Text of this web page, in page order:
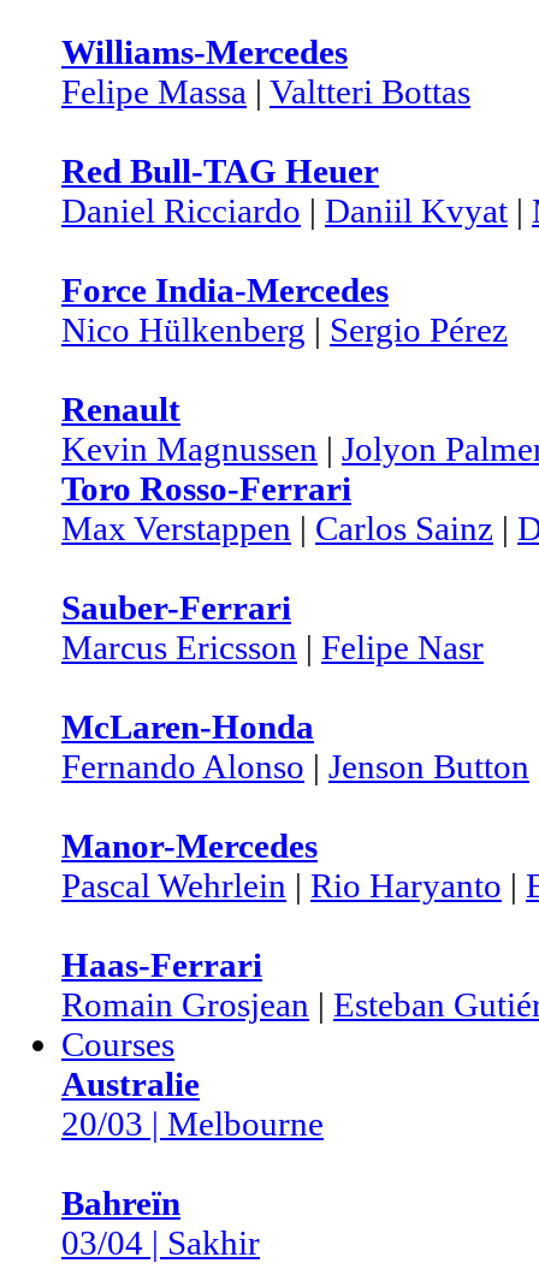
Williams-Mercedes
Felipe Massa | Valtteri Bottas
Red Bull-TAG Heuer
Daniel Ricciardo | Daniil Kvyat |
Force India-Mercedes
Nico Hülkenberg | Sergio Pérez
Renault
Kevin Magnussen | Jolyon
Toro Rosso-Ferrari
Max Verstappen | Carlos Sainz |
Sauber-Ferrari
Marcus Ericsson | Felipe Nasr
McLaren-Honda
Fernando Alonso | Jenson Button
Manor-Mercedes
Pascal Wehrlein | Rio Haryanto |
Haas-Ferrari
Romain Grosjean | Esteban
Courses
Australie
20/03 | Melbourne
Bahreïn
03/04 | Sakhir